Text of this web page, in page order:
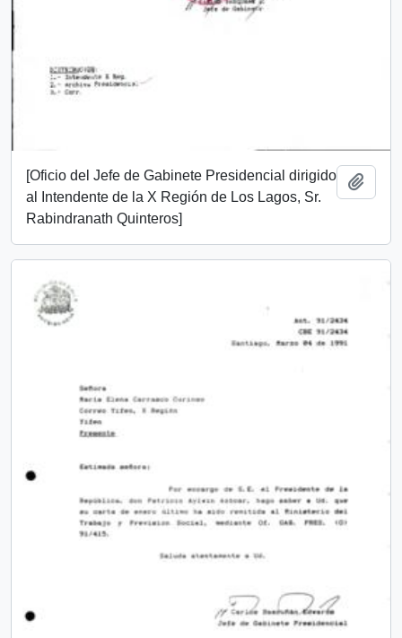
[Oficio del Jefe de Gabinete Presidencial dirigido
al Intendente de la X Región de Los Lagos, Sr.
Rabindranath Quinteros]